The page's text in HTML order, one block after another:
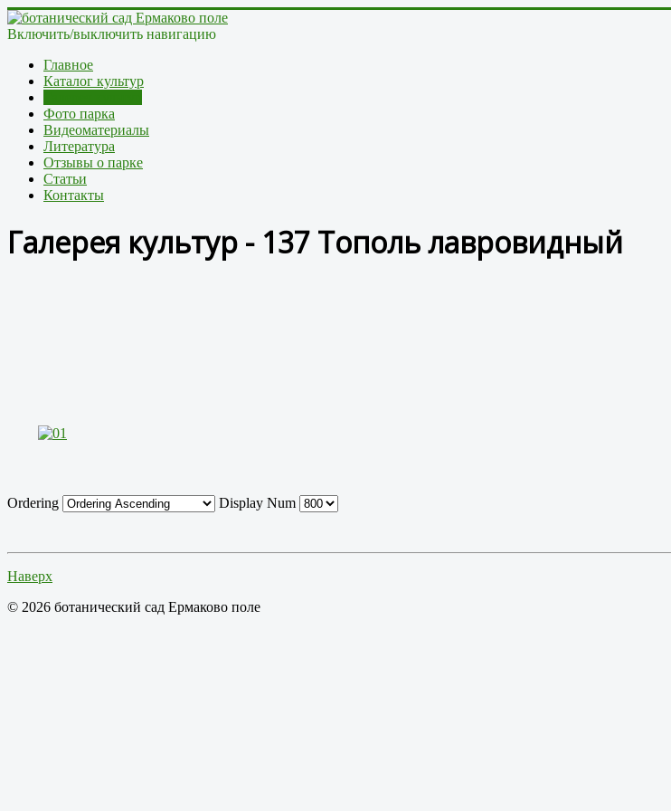
Включить/выключить навигацию
Главное
Каталог культур
Фото парка
Видеоматериалы
Литература
Отзывы о парке
Статьи
Контакты
Галерея культур - 137 Тополь лавровидный
Ordering Display Num
Наверх
© 2026 ботанический сад Ермаково поле